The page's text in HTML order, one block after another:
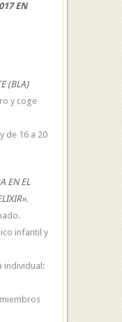
EN
(BLA)
y coge
de 16 a 20
EN EL
infantil y
individual: